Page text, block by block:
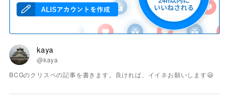
kaya
@kaya
BCGのクリスペの記事を書きます。良ければ、イイネお願いします😃